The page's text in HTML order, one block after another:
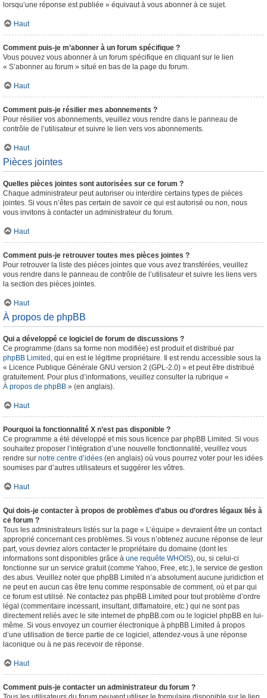
lorsqu’une réponse est publiée » équivaut à vous abonner à ce sujet.
Haut
Comment puis-je m’abonner à un forum spécifique ?
Vous pouvez vous abonner à un forum spécifique en cliquant sur le lien
« S’abonner au forum » situé en bas de la page du forum.
Haut
Comment puis-je résilier mes abonnements ?
Pour résilier vos abonnements, veuillez vous rendre dans le panneau de
contrôle de l’utilisateur et suivre le lien vers vos abonnements.
Haut
Pièces jointes
Quelles pièces jointes sont autorisées sur ce forum ?
Chaque administrateur peut autoriser ou interdire certains types de pièces
jointes. Si vous n’êtes pas certain de savoir ce qui est autorisé ou non, nous
vous invitons à contacter un administrateur du forum.
Haut
Comment puis-je retrouver toutes mes pièces jointes ?
Pour retrouver la liste des pièces jointes que vous avez transférées, veuillez
vous rendre dans le panneau de contrôle de l’utilisateur et suivre les liens vers
la section des pièces jointes.
Haut
À propos de phpBB
Qui a développé ce logiciel de forum de discussions ?
Ce programme (dans sa forme non modifiée) est produit et distribué par
phpBB Limited , qui en est le légitime propriétaire. Il est rendu accessible sous la
« Licence Publique Générale GNU version 2 (GPL-2.0) » et peut être distribué
gratuitement. Pour plus d’informations, veuillez consulter la rubrique «
À propos de phpBB » (en anglais).
Haut
Pourquoi la fonctionnalité X n’est pas disponible ?
Ce programme a été développé et mis sous licence par phpBB Limited. Si vous
souhaitez proposer l’intégration d’une nouvelle fonctionnalité, veuillez vous
rendre sur notre centre d’idées (en anglais) où vous pourrez voter pour les idées
soumises par d’autres utilisateurs et suggérer les vôtres.
Haut
Qui dois-je contacter à propos de problèmes d’abus ou d’ordres légaux liés à
ce forum ?
Tous les administrateurs listés sur la page « L’équipe » devraient être un contact
approprié concernant ces problèmes. Si vous n’obtenez aucune réponse de leur
part, vous devriez alors contacter le propriétaire du domaine (dont les
informations sont disponibles grâce à une requête WHOIS), ou, si celui-ci
fonctionne sur un service gratuit (comme Yahoo, Free, etc.), le service de gestion
des abus. Veuillez noter que phpBB Limited n’a absolument aucune juridiction et
ne peut en aucun cas être tenu comme responsable de comment, où et par qui
ce forum est utilisé. Ne contactez pas phpBB Limited pour tout problème d’ordre
légal (commentaire incessant, insultant, diffamatoire, etc.) qui ne sont pas
directement reliés avec le site internet de phpBB.com ou le logiciel phpBB en lui-
même. Si vous envoyez un courrier électronique à phpBB Limited à propos
d’une utilisation de tierce partie de ce logiciel, attendez-vous à une réponse
laconique ou à ne pas recevoir de réponse.
Haut
Comment puis-je contacter un administrateur du forum ?